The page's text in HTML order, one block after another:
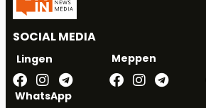
SOCIAL MEDIA
Lingen Meppen
WhatsApp